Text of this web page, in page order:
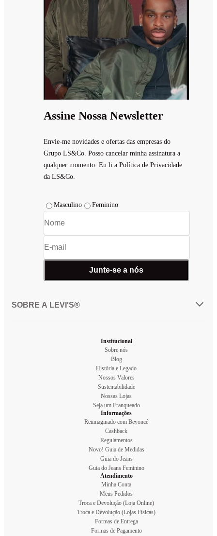
Assine Nossa Newsletter
Envie-me novidades e ofertas das empresas do
Grupo LS&Co. Posso cancelar minha assinatura a
qualquer momento. Eu li a Política de Privacidade
da LS&Co.
Masculino Feminino
Junte-se a nós
SOBRE A LEVI'S®
Institucional
Sobre nós
Blog
História e Legado
Nossos Valores
Sustentabilidade
Nossas Lojas
Seja um Franqueado
Informações
Reiimaginado com Beyoncé
Cashback
Regulamentos
Novo! Guia de Medidas
Guia do Jeans
Guia do Jeans Feminino
Atendimento
Minha Conta
Meus Pedidos
Troca e Devolução (Loja Online)
Troca e Devolução (Lojas Físicas)
Formas de Entrega
Formas de Pagamento